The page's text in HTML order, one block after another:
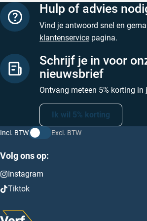
Hulp of advies
Vind je antwoord snel en
klantenservice pagina.
Schrijf je in voor
nieuwsbrief
Ontvang meteen 5% korting
Ik wil 5% korting
Incl. BTW Excl. BTW
Volg ons op:
Instagram
Tiktok